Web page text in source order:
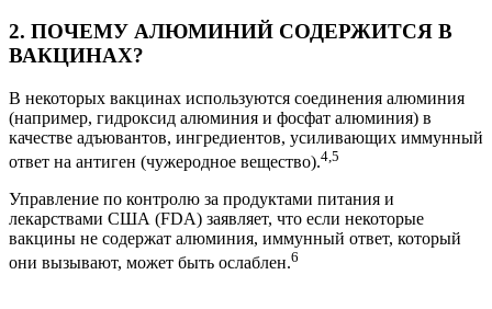
2. ПОЧЕМУ АЛЮМИНИЙ СОДЕРЖИТСЯ В
ВАКЦИНАХ?
В некоторых вакцинах используются соединения алюминия
(например, гидроксид алюминия и фосфат алюминия) в
качестве адъювантов, ингредиентов, усиливающих иммунный
ответ на антиген (чужеродное вещество).4,5
Управление по контролю за продуктами питания и
лекарствами США (FDA) заявляет, что если некоторые
вакцины не содержат алюминия, иммунный ответ, который
они вызывают, может быть ослаблен.6